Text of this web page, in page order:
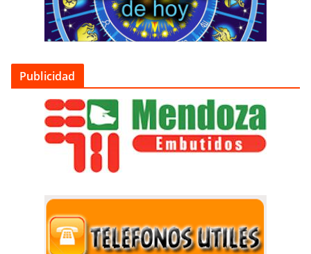
Publicidad